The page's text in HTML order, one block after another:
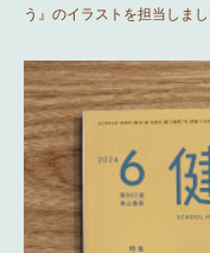
う』のイラストを担当しま